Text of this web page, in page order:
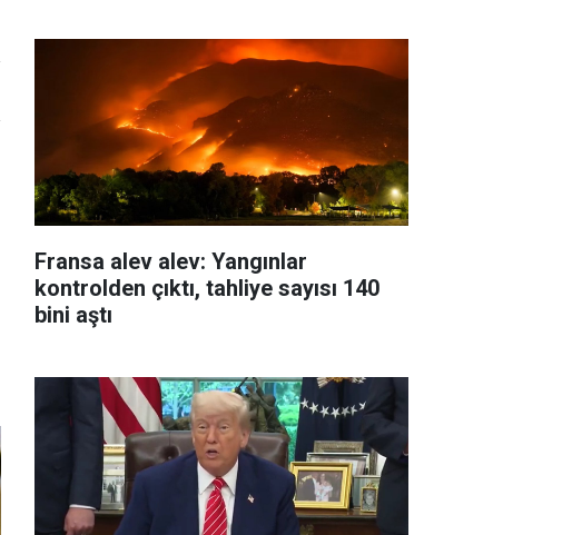
Fransa alev alev: Yangınlar
kontrolden çıktı, tahliye sayısı 140
bini aştı